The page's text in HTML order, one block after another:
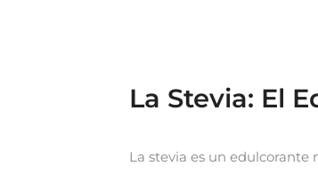
La Stevia: El
La stevia es un